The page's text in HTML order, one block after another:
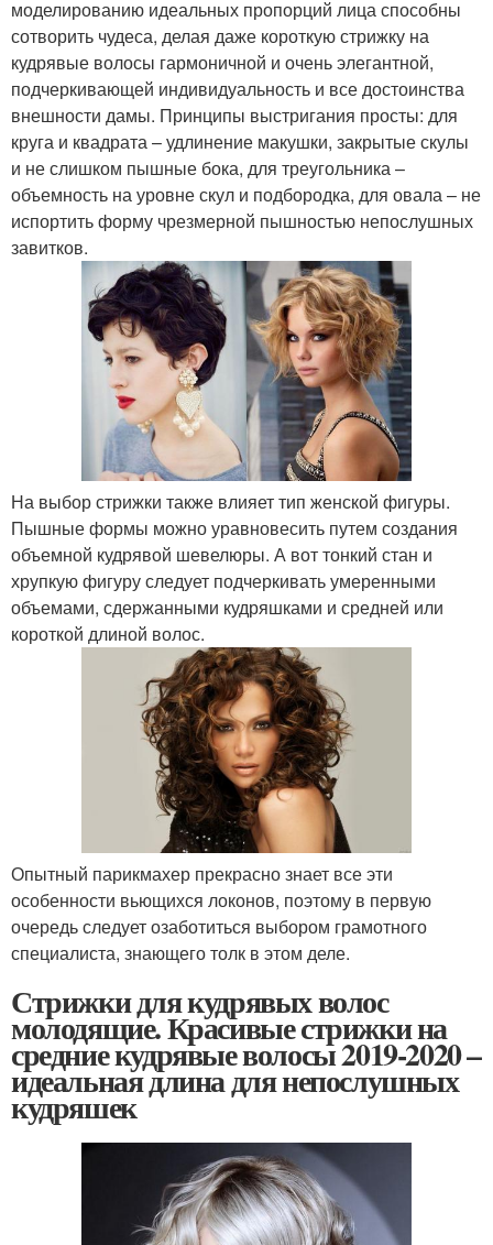
моделированию идеальных пропорций лица способны
сотворить чудеса, делая даже короткую стрижку на
кудрявые волосы гармоничной и очень элегантной,
подчеркивающей индивидуальность и все достоинства
внешности дамы. Принципы выстригания просты: для
круга и квадрата – удлинение макушки, закрытые скулы
и не слишком пышные бока, для треугольника –
объемность на уровне скул и подбородка, для овала – не
испортить форму чрезмерной пышностью непослушных
завитков.
На выбор стрижки также влияет тип женской фигуры.
Пышные формы можно уравновесить путем создания
объемной кудрявой шевелюры. А вот тонкий стан и
хрупкую фигуру следует подчеркивать умеренными
объемами, сдержанными кудряшками и средней или
короткой длиной волос.
Опытный парикмахер прекрасно знает все эти
особенности вьющихся локонов, поэтому в первую
очередь следует озаботиться выбором грамотного
специалиста, знающего толк в этом деле.
Стрижки для кудрявых волос
молодящие. Красивые стрижки на
средние кудрявые волосы 2019-2020 –
идеальная длина для непослушных
кудряшек